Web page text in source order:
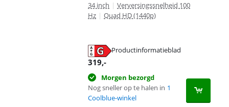
34 inch | Verversingssnelheid 100
Hz | Quad HD (1440p)
Productinformatieblad
319,-
Morgen bezorgd
Nog sneller op te halen in 1
Coolblue-winkel